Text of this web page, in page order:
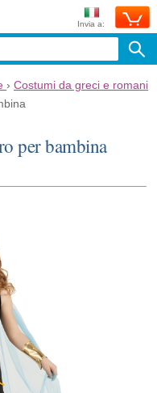
Invia a:
› Costumi da greci e romani
per bambina